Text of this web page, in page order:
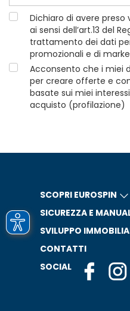
Dichiaro di avere preso
ai sensi dell’art.13 del
trattamento dei dati
promozionali e di
Acconsento che i miei
per creare offerte e
basate sui miei
acquisto (profilazione)
SCOPRI EUROSPIN
SICUREZZA E
SVILUPPO
CONTATTI
SOCIAL